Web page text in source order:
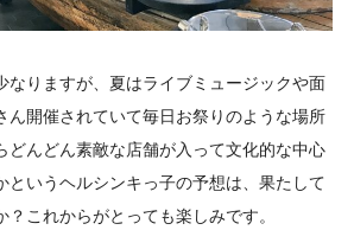
なりますが、夏はライブミュージックや面
ん開催されていて毎日お祭りのような場所
どんどん素敵な店舗が入って文化的な中心
というヘルシンキっ子の予想は、果たして
これからがとっても楽しみです。